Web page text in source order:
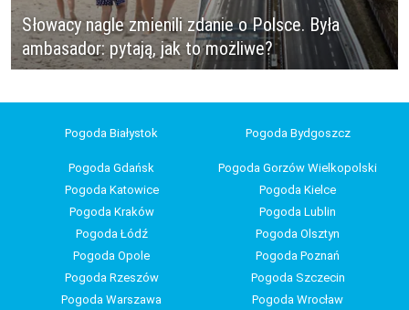
Słowacy nagle zmienili zdanie o Polsce. Była
ambasador: pytają, jak to możliwe?
Pogoda Białystok Pogoda Bydgoszcz
Pogoda Gdańsk
Pogoda Gorzów Wielkopolski
Pogoda Katowice
Pogoda Kielce
Pogoda Kraków
Pogoda Lublin
Pogoda Łódź
Pogoda Olsztyn
Pogoda Opole
Pogoda Poznań
Pogoda Rzeszów
Pogoda Szczecin
Pogoda Warszawa
Pogoda Wrocław